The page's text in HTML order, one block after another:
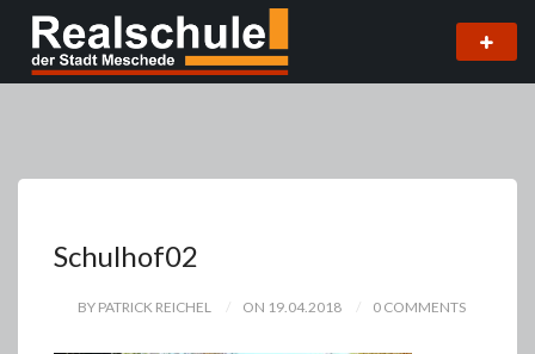
Schulhof02
BY PATRICK REICHEL ON 19.04.2018 0 COMMENTS